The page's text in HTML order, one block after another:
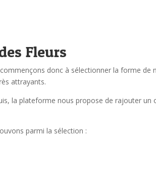
Fleurs
donc à sélectionner la forme de
attrayants.
la plateforme nous propose de rajouter un
parmi la sélection :